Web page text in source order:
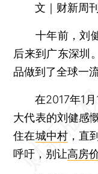
文｜财新周
十年前，刘健
后来到广东深圳
品做到了全球一
在2017年1月
大代表的刘健感
住在城中村，直
呼吁，别让高房